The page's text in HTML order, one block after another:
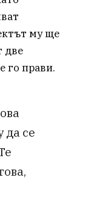
му ще
две
го прави.
да се